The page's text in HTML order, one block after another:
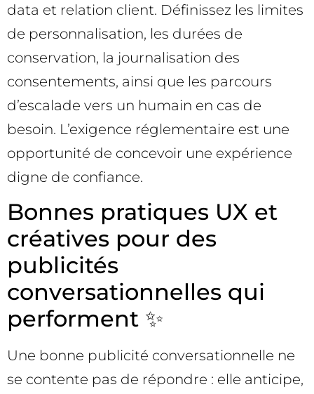
data et relation client. Définissez les limites
de personnalisation, les durées de
conservation, la journalisation des
consentements, ainsi que les parcours
d’escalade vers un humain en cas de
besoin. L’exigence réglementaire est une
opportunité de concevoir une expérience
digne de confiance.
Bonnes pratiques UX et
créatives pour des
publicités
conversationnelles qui
performent ✨
Une bonne publicité conversationnelle ne
se contente pas de répondre : elle anticipe,